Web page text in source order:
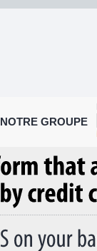
NOTRE GROUPE